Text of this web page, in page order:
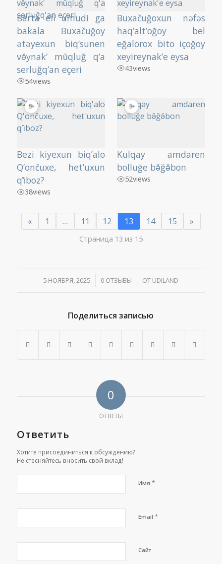
Barta efi umudi ga
bakala Buxačuğoy
ətəyexun biq’sunen
və̌ynak’ mǔqluğ q’a
serluğq’an eçeri
54views
Buxačuğoxun nəfəs
haq’alt’oğoy bel
eğalorox bito içoğoy
xeyireynak’e eysa
43views
Bezi kiyexun biq’alo
Q’ončuxe, het’uxun
q’ı̌boz?
38views
Kulqay amdaren
bolluğe bə̌ğə̌bon
52views
« 1 … 11 12 13 14 15 »
Страница 13 из 15
5 НОЯБРЯ, 2025
/ 0 ОТЗЫВЫ
/ ОТ UDILAND
Поделиться записью
0
ОТВЕТЫ
Ответить
Хотите присоединиться к обсуждению?
Не стесняйтесь вносить свой вклад!
Имя *
Email *
Сайт